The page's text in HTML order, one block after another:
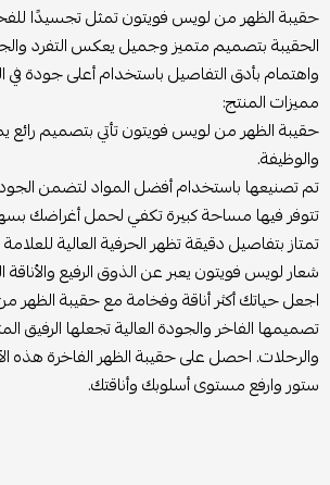
حقيبة الظهر من لويس فويتون تمثل تجسيدًا
الحقيبة بتصميم متميز وجميل يعكس التفرد
واهتمام بأدق التفاصيل باستخدام أعلى جودة في
مميزات المنتج:
حقيبة الظهر من لويس فويتون تأتي بتصميم رائع
والوظيفة.
تم تصنيعها باستخدام أفضل المواد لتضمن الجودة
تتوفر فيها مساحة كبيرة تكفي لحمل أغراضك
تمتاز بتفاصيل دقيقة تظهر الحرفية العالية للعلامة
شعار لويس فويتون يعبر عن الذوق الرفيع والأناقة
اجعل حياتك أكثر أناقة وفخامة مع حقيبة الظهر
تصميمها الفاخر والجودة العالية تجعلها الرفيق
والرحلات. احصل على حقيبة الظهر الفاخرة
ستور وارفع مستوى أسلوبك وأناقتك.